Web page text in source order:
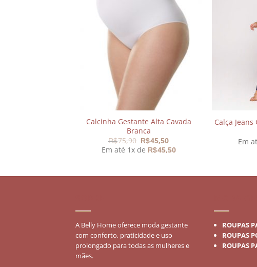
Adicionar
aos
meus
desejos
Calcinha Gestante Alta Cavada
Branca
R$75,90 O
preço
original
R$45,50O
preço
atual
Em até 1x de R$45,50
Calça
Em
A Belly Home oferece moda gestante
com conforto, praticidade e uso
prolongado para todas as mulheres e
mães.
ROUPAS
ROUPAS
ROUPAS